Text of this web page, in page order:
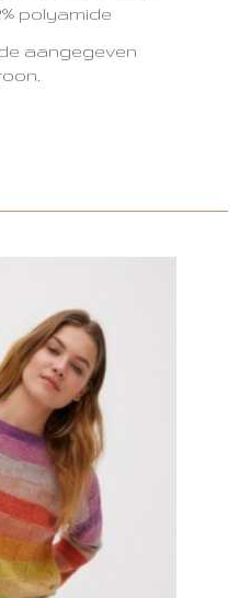
polyamide
aangegeven